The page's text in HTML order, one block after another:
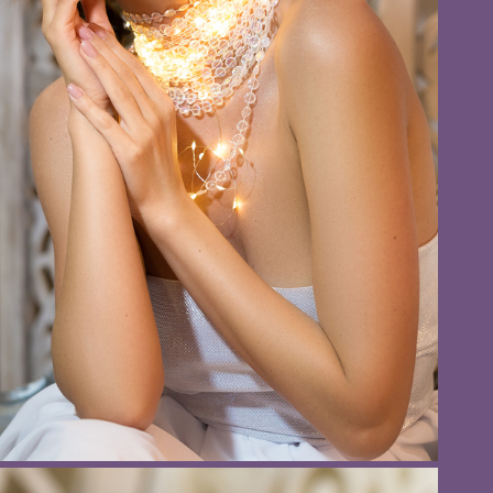
фотограф Елена Антоненко, г. Нижний Новгород